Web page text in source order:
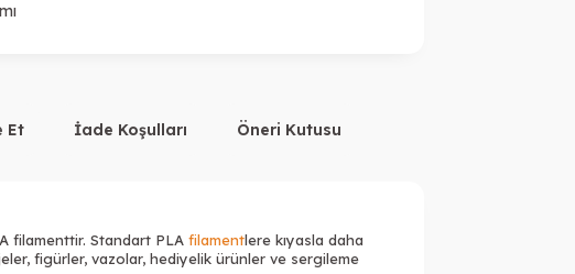
Et İade Koşulları Öneri Kutusu
filamenttir. Standart PLA filamentlere kıyasla daha
figürler, vazolar, hediyelik ürünler ve sergileme